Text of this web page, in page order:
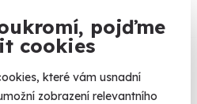
pojďme
cookies
které vám usnadní
zobrazení relevantního